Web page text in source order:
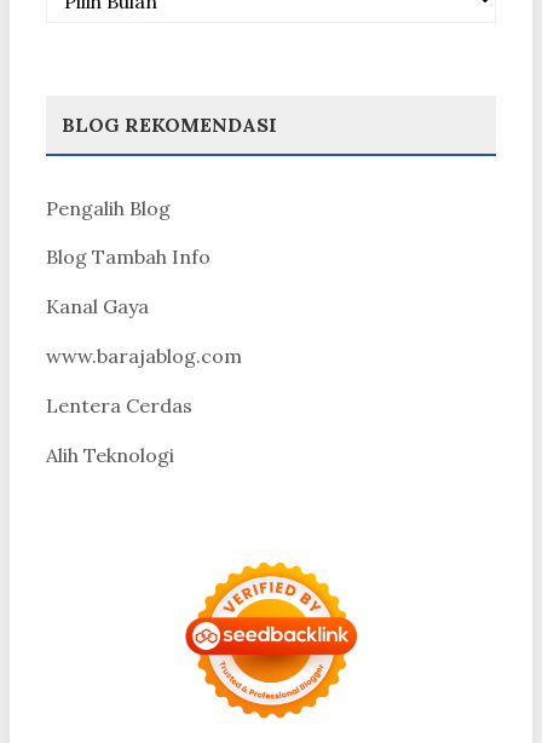
BLOG REKOMENDASI
Pengalih Blog
Blog Tambah Info
Kanal Gaya
www.barajablog.com
Lentera Cerdas
Alih Teknologi